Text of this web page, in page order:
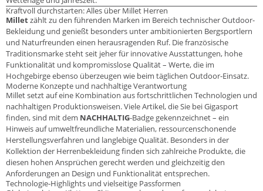
Kraftvoll durchstarten: Alles über Millet Herren
Milletzählt zu den führenden Marken im Bereich technischer Outdoor-
Bekleidung und genießt besonders unter ambitionierten Bergsportlern
und Naturfreunden einen herausragenden Ruf. Die französische
Traditionsmarke steht seit jeher für innovative Ausstattungen, hohe
Funktionalität und kompromisslose Qualität – Werte, die im
Hochgebirge ebenso überzeugen wie beim täglichen Outdoor-Einsatz.
Moderne Konzepte und nachhaltige Verantwortung
Millet setzt auf eine Kombination aus fortschrittlichen Technologien und
nachhaltigen Produktionsweisen. Viele Artikel, die Sie bei Gigasport
finden, sind mit dem NACHHALTIG-Badge gekennzeichnet – ein
Hinweis auf umweltfreundliche Materialien, ressourcenschonende
Herstellungsverfahren und langlebige Qualität. Besonders in der
Kollektion der Herrenbekleidung finden sich zahlreiche Produkte, die
diesen hohen Ansprüchen gerecht werden und gleichzeitig den
Anforderungen an Design und Funktionalität entsprechen.
Technologie-Highlights und vielseitige Passformen